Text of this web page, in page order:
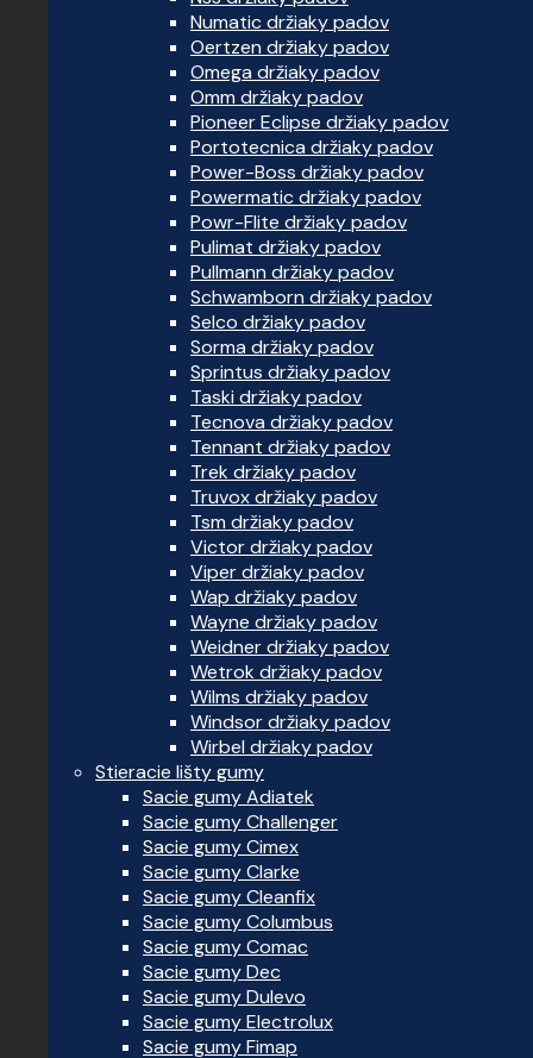
Numatic držiaky padov
Oertzen držiaky padov
Omega držiaky padov
Omm držiaky padov
Pioneer Eclipse držiaky padov
Portotecnica držiaky padov
Power-Boss držiaky padov
Powermatic držiaky padov
Powr-Flite držiaky padov
Pulimat držiaky padov
Pullmann držiaky padov
Schwamborn držiaky padov
Selco držiaky padov
Sorma držiaky padov
Sprintus držiaky padov
Taski držiaky padov
Tecnova držiaky padov
Tennant držiaky padov
Trek držiaky padov
Truvox držiaky padov
Tsm držiaky padov
Victor držiaky padov
Viper držiaky padov
Wap držiaky padov
Wayne držiaky padov
Weidner držiaky padov
Wetrok držiaky padov
Wilms držiaky padov
Windsor držiaky padov
Wirbel držiaky padov
Stieracie lišty gumy
Sacie gumy Adiatek
Sacie gumy Challenger
Sacie gumy Cimex
Sacie gumy Clarke
Sacie gumy Cleanfix
Sacie gumy Columbus
Sacie gumy Comac
Sacie gumy Dec
Sacie gumy Dulevo
Sacie gumy Electrolux
Sacie gumy Fimap